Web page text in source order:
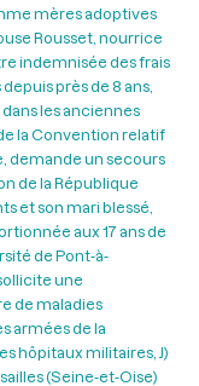
mères adoptives
Rousset, nourrice
indemnisée des frais
près de 8 ans,
les anciennes
la Convention relatif
demande un secours
de la République
et son mari blessé,
aux 17 ans de
de Pont-à-
une
de maladies
armées de la
hôpitaux militaires, J)
(Seine-et-Oise)